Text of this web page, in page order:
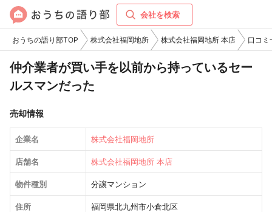
会社を検索
おうちの語り部TOP 株式会社福岡地所 株式会社福岡地所 本店 口コミ
仲介業者が買い手を以前から持っているセー
ルスマンだった
売却情報
企業名 株式会社福岡地所
店舗名 株式会社福岡地所 本店
物件種別 分譲マンション
住所 福岡県北九州市小倉北区